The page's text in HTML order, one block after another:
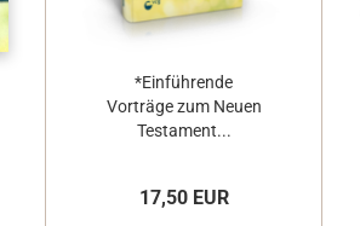
*Einführende
Vorträge zum Neuen
Testament...
17,50 EUR